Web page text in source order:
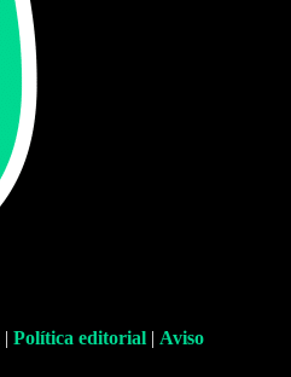
| Política editorial | Aviso